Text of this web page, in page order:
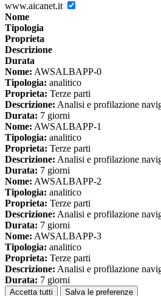
www.aicanet.it
Nome
Tipologia
Proprieta
Descrizione
Durata
Nome: AWSALBAPP-0
Tipologia: analitico
Proprieta: Terze parti
Descrizione: Analisi e profilazione
Durata: 7 giorni
Nome: AWSALBAPP-1
Tipologia: analitico
Proprieta: Terze parti
Descrizione: Analisi e profilazione
Durata: 7 giorni
Nome: AWSALBAPP-2
Tipologia: analitico
Proprieta: Terze parti
Descrizione: Analisi e profilazione
Durata: 7 giorni
Nome: AWSALBAPP-3
Tipologia: analitico
Proprieta: Terze parti
Descrizione: Analisi e profilazione
Durata: 7 giorni
Accetta tutti Salva le preferenze